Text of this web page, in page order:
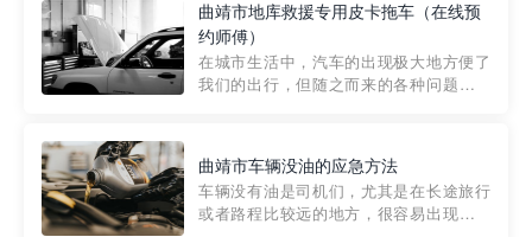
路救援拖车的收费标准是由当地交通管理
部门制定的。起步价通...
曲靖市地库救援专用皮卡拖车（在线预
约师傅）
在城市生活中，汽车的出现极大地方便了
我们的出行，但随之而来的各种问题也让
紧急情况下，我们需要一种高效可靠的救
援方式。而这时，地库救援专...
曲靖市车辆没油的应急方法
车辆没有油是司机们，尤其是在长途旅行
或者路程比较远的地方，很容易出现这种